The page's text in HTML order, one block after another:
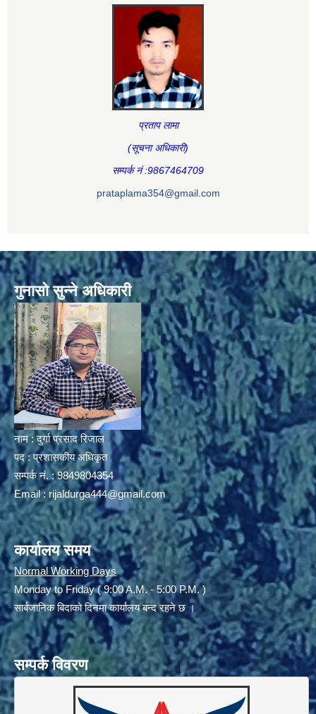
प्रताप लामा
(सूचना अधिकारी)
सम्पर्क नं :9867464709
prataplama354@gmail.com
गुनासो सुन्ने अधिकारी
नाम : दुर्गा प्रसाद रिजाल
पद : प्रशासकीय अधिकृत
सम्पर्क नं. : 9849804354
Email : rijaldurga444@gmail.com
कार्यालय समय
Normal Working Days
Monday to Friday ( 9:00 A.M. - 5:00 P.M. )
सार्बजानिक बिदाको दिनमा कार्यालय बन्द रहने छ ।
सम्पर्क विवरण